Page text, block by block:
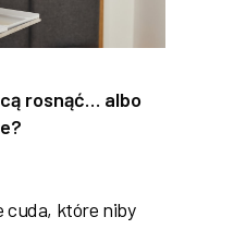
rosnąć… albo
cuda, które niby